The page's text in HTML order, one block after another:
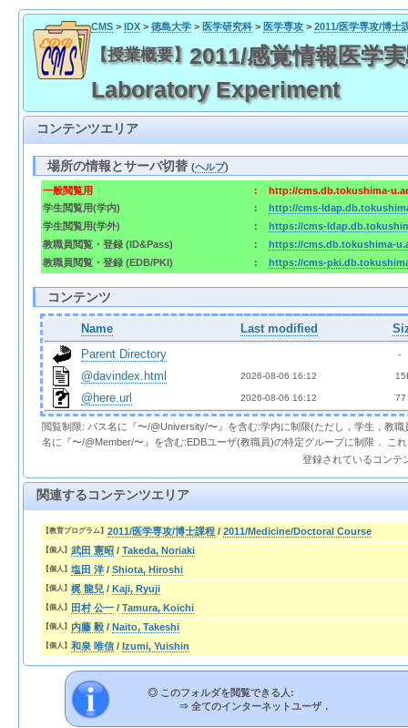
CMS> IDX> 徳島大学> 医学研究科> 医学専攻> 2011/医学専攻/博士
【授業概要】 2011/感覚情報医学
Laboratory Experiment
コンテンツエリア
場所の情報とサーバ切替(ヘルプ)
一般閲覧用 :
http://cms.db.tokushima-
学生閲覧用(学内)
:
http://cms-
学生閲覧用(学外)
:
https://cms-
教職員閲覧・登録 (ID&Pass)
:
https://cms.db.tokushima-
教職員閲覧・登録 (EDB/PKI)
: https://cms-
コンテンツ
Name Last modified
Parent Directory
  -
@davindex.html 2026-08-06 16:12
@here.url 2026-08-06 16:12 77
閲覧制限: パス名に『〜/@University/〜』を含む:学内に制限(ただし，学生，教
名に『〜/@Member/〜』を含む:EDBユーザ(教職員)の特定グループに制限． こ
登録されているコンテ
関連するコンテンツエリア
【教育プログラム】 2011/医学専攻/博士課程 / 2011/Medicine/Doctoral Course
【個人】 武田 憲昭 / Takeda, Noriaki
【個人】 塩田 洋 / Shiota, Hiroshi
【個人】 梶 龍兒 / Kaji, Ryuji
【個人】 田村 公一 / Tamura, Koichi
【個人】 内藤 毅 / Naito, Takeshi
【個人】 和泉 唯信 / Izumi, Yuishin
◎ このフォルダを閲覧できる人:
⇒ 全てのインターネットユーザ．